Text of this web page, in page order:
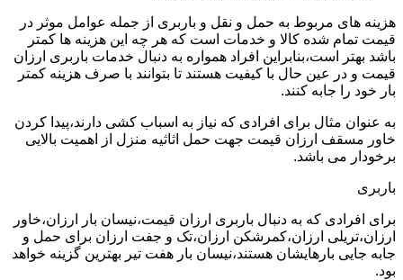
هزینه های مربوط به حمل و نقل و باربری از جمله عوامل موثر در
قیمت تمام شده کالا و خدمات است که هر چه این هزینه ها کمتر
باشد بهتر است،بنابراین افراد همواره به دنبال خدمات باربری ارزان
قیمت و در عین حال با کیفیت هستند تا بتوانند با صرف هزینه کمتر
بار خود را جابه کنند.
به عنوان مثال برای افرادی که نیاز به اسباب کشی دارند،پیدا کردن
خاور مسقف ارزان قیمت جهت حمل اثاثیه منزل از اهمیت بالایی
برخودار می باشد.
باربری
برای افرادی که به دنبال باربری ارزان قیمت،نیسان بار ارزان،خاور
ارزان،تریلی ارزان،کمرشکن ارزان،تک و جفت ارزان برای حمل و
جابه جایی بارهایشان هستند،نیسان بار هفت تیر بهترین گزینه خواهد
بود.